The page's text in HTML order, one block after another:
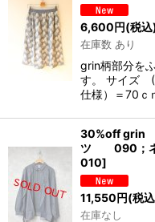
6,600円(税込
在庫数 あり
grin柄部分を
す。 サイズ
仕様）＝70
30%off grin I
ツ 090；
010]
11,550円(税
在庫なし